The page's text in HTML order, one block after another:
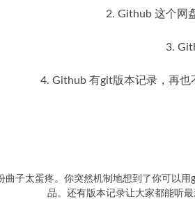
2. Github 这个网
3.
4. Github 有git版本记录，再
曲子太蛋疼。你突然机制地想到了你可以
品。还有版本记录让大家都能听